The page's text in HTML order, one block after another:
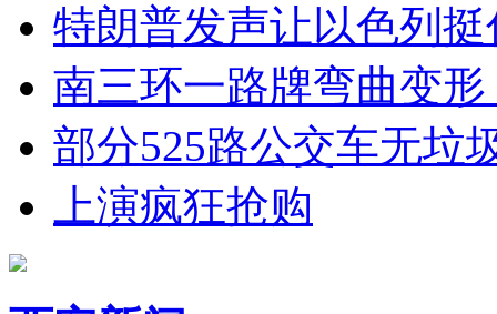
特朗普发声让以色列挺
南三环一路牌弯曲变
部分525路公交车无垃
上演疯狂抢购